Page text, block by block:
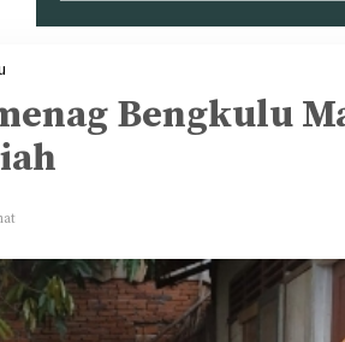
Bengkulu
Maknai
Baru
Hijriah
Bengkulu